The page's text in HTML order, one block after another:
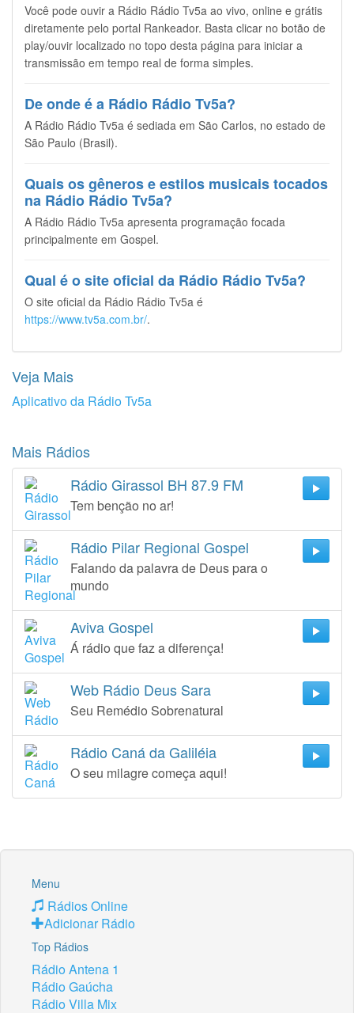
Você pode ouvir a Rádio Rádio Tv5a ao vivo, online e grátis
diretamente pelo portal Rankeador. Basta clicar no botão de
play/ouvir localizado no topo desta página para iniciar a
transmissão em tempo real de forma simples.
De onde é a Rádio Rádio Tv5a?
A Rádio Rádio Tv5a é sediada em São Carlos, no estado de
São Paulo (Brasil).
Quais os gêneros e estilos musicais tocados
na Rádio Rádio Tv5a?
A Rádio Rádio Tv5a apresenta programação focada
principalmente em Gospel.
Qual é o site oficial da Rádio Rádio Tv5a?
O site oficial da Rádio Rádio Tv5a é
https://www.tv5a.com.br/.
Veja Mais
Aplicativo da Rádio Tv5a
Mais Rádios
Rádio Girassol BH 87.9 FM
Tem benção no ar!
Rádio Pilar Regional Gospel
Falando da palavra de Deus para o
mundo
Aviva Gospel
Á rádio que faz a diferença!
Web Rádio Deus Sara
Seu Remédio Sobrenatural
Rádio Caná da Galiléia
O seu milagre começa aqui!
Menu
Rádios Online
Adicionar Rádio
Top Rádios
Rádio Antena 1
Rádio Gaúcha
Rádio Villa Mix